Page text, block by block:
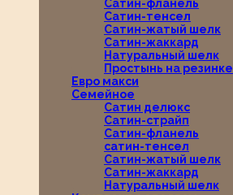
Сатин-фланель
Сатин-тенсел
Сатин-жатый шелк
Сатин-жаккард
Натуральный шелк
Простынь на резинке
Евро макси
Семейное
Сатин делюкс
Сатин-страйп
Сатин-фланель
сатин-тенсел
Сатин-жатый шелк
Сатин-жаккард
Натуральный шелк